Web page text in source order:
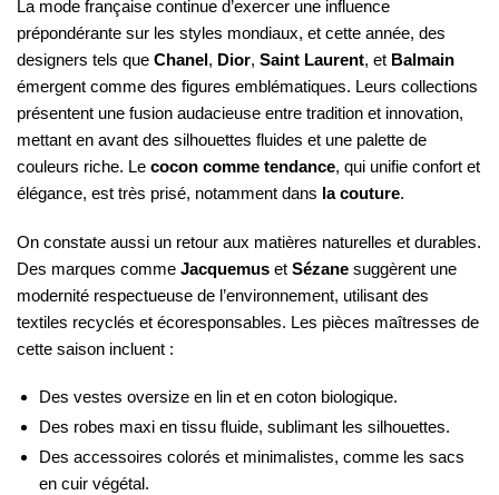
La mode française continue d’exercer une influence
prépondérante sur les styles mondiaux, et cette année, des
designers tels que Chanel, Dior, Saint Laurent, et Balmain
émergent comme des figures emblématiques. Leurs collections
présentent une fusion audacieuse entre tradition et innovation,
mettant en avant des silhouettes fluides et une palette de
couleurs riche. Le cocon comme tendance, qui unifie confort et
élégance, est très prisé, notamment dans la couture.
On constate aussi un retour aux matières naturelles et durables.
Des marques comme Jacquemus et Sézane suggèrent une
modernité respectueuse de l’environnement, utilisant des
textiles recyclés et écoresponsables. Les pièces maîtresses de
cette saison incluent :
Des vestes oversize en lin et en coton biologique.
Des robes maxi en tissu fluide, sublimant les silhouettes.
Des accessoires colorés et minimalistes, comme les sacs
en cuir végétal.